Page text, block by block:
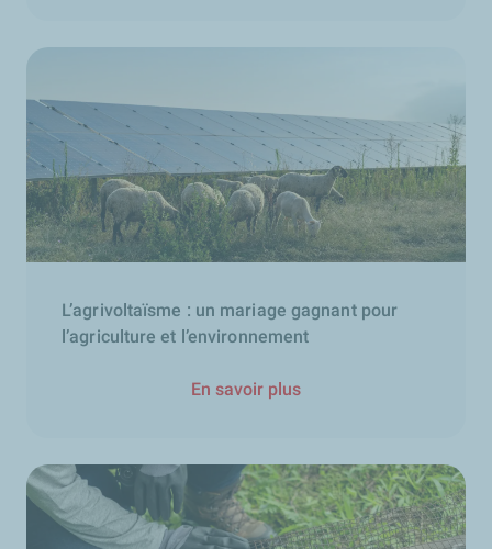
L’agrivoltaïsme : un mariage gagnant pour
l’agriculture et l’environnement
En savoir plus